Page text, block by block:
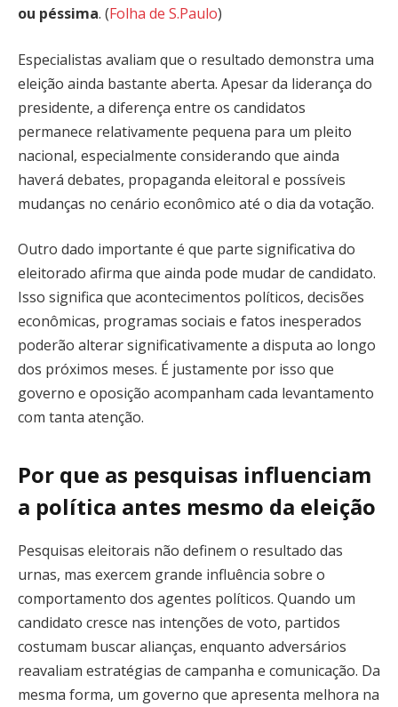
ou péssima. (Folha de S.Paulo)
Especialistas avaliam que o resultado demonstra uma
eleição ainda bastante aberta. Apesar da liderança do
presidente, a diferença entre os candidatos
permanece relativamente pequena para um pleito
nacional, especialmente considerando que ainda
haverá debates, propaganda eleitoral e possíveis
mudanças no cenário econômico até o dia da votação.
Outro dado importante é que parte significativa do
eleitorado afirma que ainda pode mudar de candidato.
Isso significa que acontecimentos políticos, decisões
econômicas, programas sociais e fatos inesperados
poderão alterar significativamente a disputa ao longo
dos próximos meses. É justamente por isso que
governo e oposição acompanham cada levantamento
com tanta atenção.
Por que as pesquisas influenciam
a política antes mesmo da eleição
Pesquisas eleitorais não definem o resultado das
urnas, mas exercem grande influência sobre o
comportamento dos agentes políticos. Quando um
candidato cresce nas intenções de voto, partidos
costumam buscar alianças, enquanto adversários
reavaliam estratégias de campanha e comunicação. Da
mesma forma, um governo que apresenta melhora na